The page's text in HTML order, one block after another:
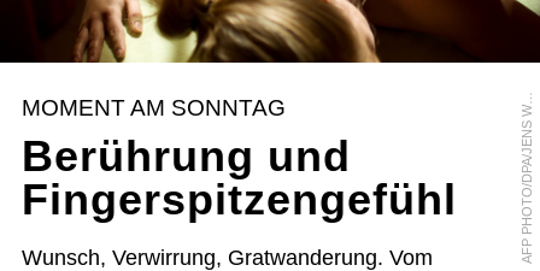
A
F
P
P
H
O
T
O
/
D
P
A
/
J
E
N
S
W
O
L
F
MOMENT AM SONNTAG
Berührung und
Fingerspitzengefühl
Wunsch, Verwirrung, Gratwanderung. Vom